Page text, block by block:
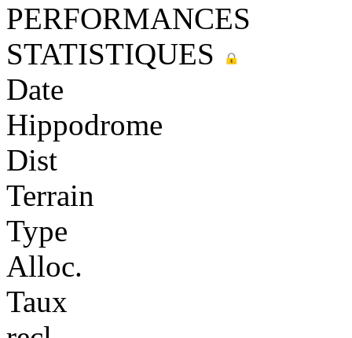
PERFORMANCES
STATISTIQUES
Date
Hippodrome
Dist
Terrain
Type
Alloc.
Taux